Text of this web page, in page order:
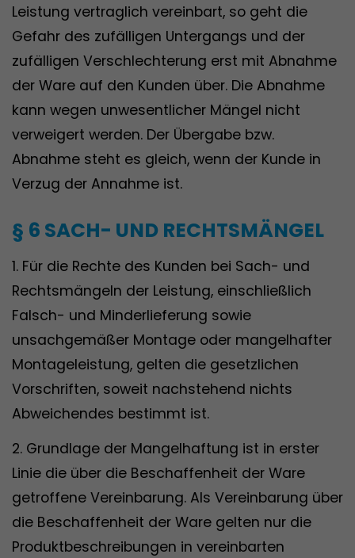
Leistung vertraglich vereinbart, so geht die
Gefahr des zufälligen Untergangs und der
zufälligen Verschlechterung erst mit Abnahme
der Ware auf den Kunden über. Die Abnahme
kann wegen unwesentlicher Mängel nicht
verweigert werden. Der Übergabe bzw.
Abnahme steht es gleich, wenn der Kunde in
Verzug der Annahme ist.
§ 6 SACH- UND RECHTSMÄNGEL
1. Für die Rechte des Kunden bei Sach- und
Rechtsmängeln der Leistung, einschließlich
Falsch- und Minderlieferung sowie
unsachgemäßer Montage oder mangelhafter
Montageleistung, gelten die gesetzlichen
Vorschriften, soweit nachstehend nichts
Abweichendes bestimmt ist.
2. Grundlage der Mangelhaftung ist in erster
Linie die über die Beschaffenheit der Ware
getroffene Vereinbarung. Als Vereinbarung über
die Beschaffenheit der Ware gelten nur die
Produktbeschreibungen in vereinbarten